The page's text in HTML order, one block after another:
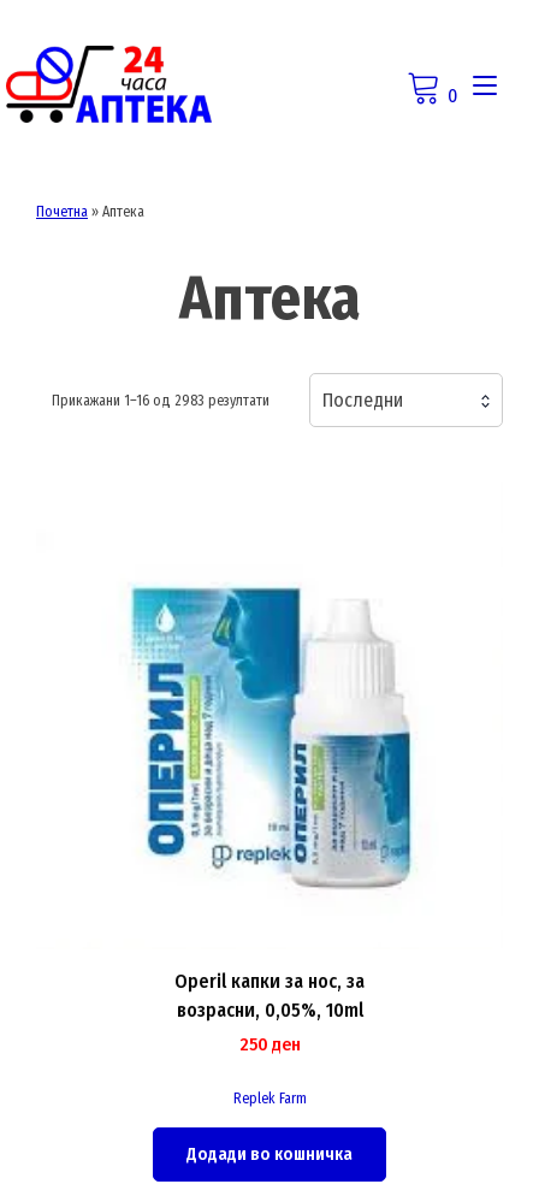
content
0
Почетна » Аптека
Аптека
Прикажани 1–16 од 2983 резултати Последни
Operil капки за нос, за
возрасни, 0,05%, 10ml
250 ден
Replek Farm
Додади во кошничка